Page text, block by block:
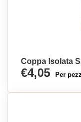
Coppa Isolata
€4,05 Per